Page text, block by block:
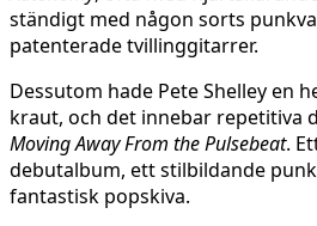
ständigt med någon sorts
patenterade tvillinggitarrer.
Dessutom hade Pete Shelley en
kraut, och det innebar repetitiva
Moving Away From the Pulsebeat.
debutalbum, ett stilbildande
fantastisk popskiva.